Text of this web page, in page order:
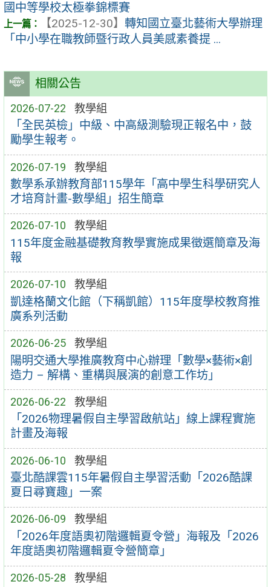
相關公告
2026-07-22 教學組
「全民英檢」中級、中高級測驗現正報名中，鼓
勵學生報考。
2026-07-19 教學組
數學系承辦教育部115學年「高中學生科學研究人
才培育計畫-數學組」招生簡章
2026-07-10 教學組
115年度金融基礎教育教學實施成果徵選簡章及海
報
2026-07-10 教學組
凱達格蘭文化館（下稱凱館）115年度學校教育推
廣系列活動
2026-06-25 教學組
陽明交通大學推廣教育中心辦理「數學×藝術×創
造力 – 解構、重構與展演的創意工作坊」
2026-06-22 教學組
「2026物理暑假自主學習啟航站」線上課程實施
計畫及海報
2026-06-10 教學組
臺北酷課雲115年暑假自主學習活動「2026酷課
夏日尋寶趣」一案
2026-06-09 教學組
「2026年度語奧初階邏輯夏令營」海報及「2026
年度語奧初階邏輯夏令營簡章」
2026-05-28 教學組
國中等學校太極拳錦標賽
【2025-12-30】 轉知國立臺北藝術大學辦理
「中小學在職教師暨行政人員美感素養提 ...